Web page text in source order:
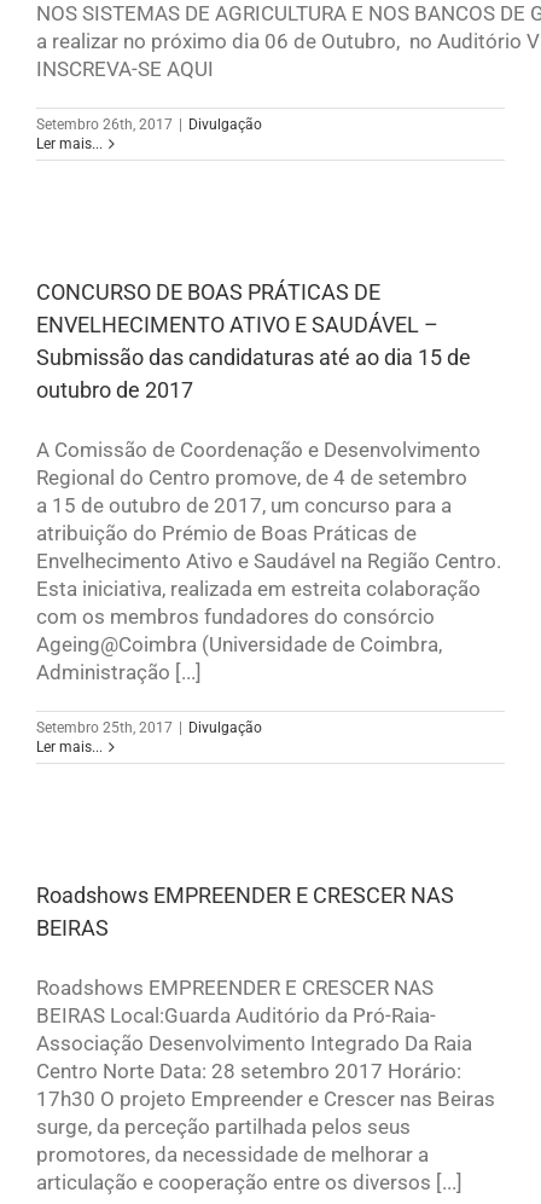
NOS SISTEMAS DE AGRICULTURA E NOS BANCOS DE
a realizar no próximo dia 06 de Outubro, no Auditório
INSCREVA-SE AQUI
Setembro 26th, 2017
Divulgação
Ler mais...
CONCURSO DE BOAS PRÁTICAS DE
ENVELHECIMENTO ATIVO E SAUDÁVEL –
Submissão das candidaturas até ao dia 15 de
outubro de 2017
A Comissão de Coordenação e Desenvolvimento
Regional do Centro promove, de 4 de setembro
a 15 de outubro de 2017, um concurso para a
atribuição do Prémio de Boas Práticas de
Envelhecimento Ativo e Saudável na Região Centro.
Esta iniciativa, realizada em estreita colaboração
com os membros fundadores do consórcio
Ageing@Coimbra (Universidade de Coimbra,
Administração [...]
Setembro 25th, 2017
Divulgação
Ler mais...
Roadshows EMPREENDER E CRESCER NAS
BEIRAS
Roadshows EMPREENDER E CRESCER NAS
BEIRAS Local:Guarda Auditório da Pró-Raia-
Associação Desenvolvimento Integrado Da Raia
Centro Norte Data: 28 setembro 2017 Horário:
17h30 O projeto Empreender e Crescer nas Beiras
surge, da perceção partilhada pelos seus
promotores, da necessidade de melhorar a
articulação e cooperação entre os diversos [...]